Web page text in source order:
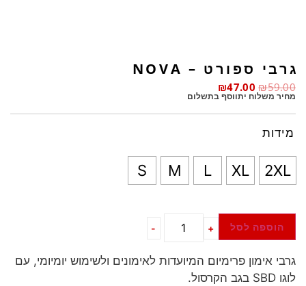
גרבי ספורט – NOVA
₪59.00
₪47.00
מחיר משלוח יתווסף בתשלום
מידות
2XL
XL
L
M
S
+
- הוספה לסל
גרבי אימון פרימיום המיועדות לאימונים ולשימוש יומיומי, עם
לוגו SBD בגב הקרסול.